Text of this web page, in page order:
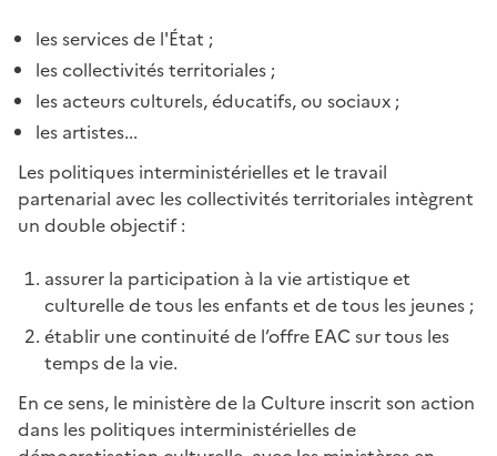
les services de l'État ;
les collectivités territoriales ;
les acteurs culturels, éducatifs, ou sociaux ;
les artistes...
Les politiques interministérielles et le travail
partenarial avec les collectivités territoriales intègrent
un double objectif :
assurer la participation à la vie artistique et
culturelle de tous les enfants et de tous les jeunes ;
établir une continuité de l’offre EAC sur tous les
temps de la vie.
En ce sens, le ministère de la Culture inscrit son action
dans les politiques interministérielles de